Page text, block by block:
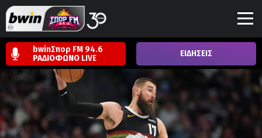
bwinΣπορ FM 94.6
ΡΑΔΙΟΦΩΝΟ LIVE ΕΙΔΗΣΕΙΣ